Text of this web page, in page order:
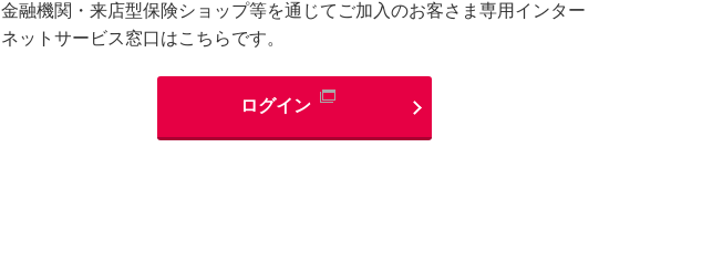
金融機関・来店型保険ショップ等を通じてご加入のお客さま専用インター
ネットサービス窓口はこちらです。
ログイン